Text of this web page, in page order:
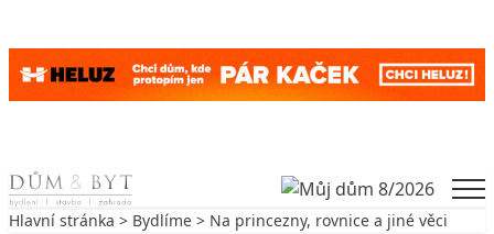
Skip to content
Hlavní stránka > Bydlíme > Na princezny, rovnice a jiné věci